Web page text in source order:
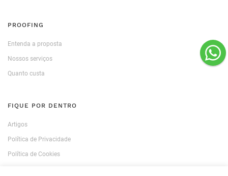
PROOFING
Entenda a proposta
Nossos serviços
Quanto custa
FIQUE POR DENTRO
Artigos
Política de Privacidade
Política de Cookies